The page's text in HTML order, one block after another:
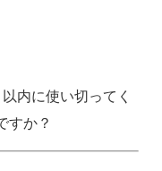
内に使い切ってく
すか？